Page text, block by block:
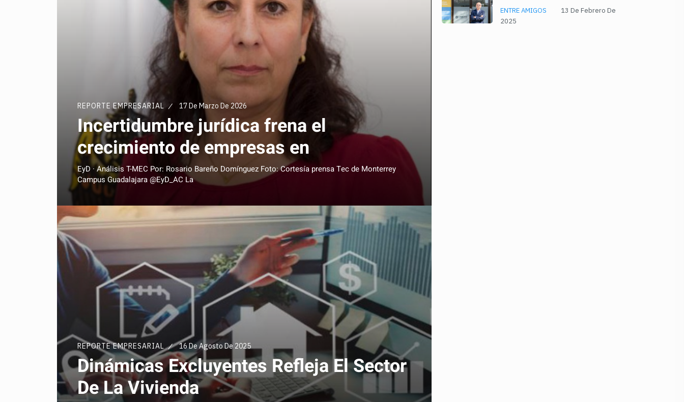
REPORTE EMPRESARIAL 17 De Marzo De 2026
Incertidumbre jurídica frena el
crecimiento de empresas en
EyD · Análisis T-MEC Por: Rosario Bareño Domínguez Foto: Cortesía prensa Tec de Monterrey
Campus Guadalajara @EyD_AC La
REPORTE EMPRESARIAL 16 De Agosto De 2025
Dinámicas Excluyentes Refleja El Sector
De La Vivienda
ENTRE AMIGOS
13 De Febrero De
2025